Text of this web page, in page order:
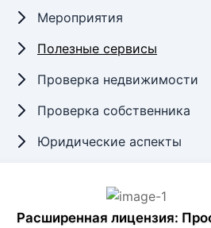
Мероприятия
Полезные сервисы
Проверка недвижимости
Проверка собственника
Юридические аспекты
Расширенная лицензия: